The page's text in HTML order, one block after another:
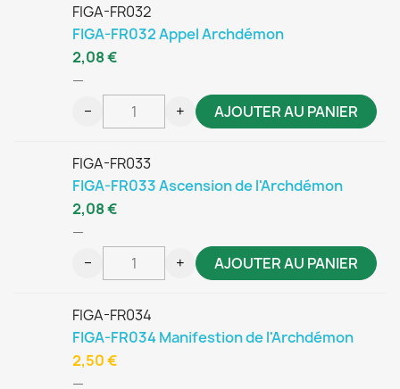
FIGA-FR032
FIGA-FR032 Appel Archdémon
—
2,08 €
− + AJOUTER AU PANIER
FIGA-FR033
FIGA-FR033 Ascension de l'Archdémon
—
2,08 €
− + AJOUTER AU PANIER
FIGA-FR034
FIGA-FR034 Manifestion de l'Archdémon
—
2,50 €